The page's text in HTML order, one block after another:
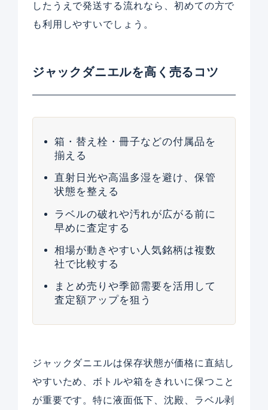
したうえで発送する流れなら、初めての方で
も利用しやすいでしょう。
ジャックダニエルを高く売るコツ
箱・替え栓・冊子などの付属品を
揃える
直射日光や高温多湿を避け、保管
状態を整える
ラベルの破れや汚れが広がる前に
早めに査定する
相場が動きやすい人気銘柄は複数
社で比較する
まとめ売りや季節需要を活用して
査定額アップを狙う
ジャックダニエルは保存状態が価格に直結し
やすいため、ボトルや箱をきれいに保つこと
が重要です。特に液面低下、沈殿、ラベル剥